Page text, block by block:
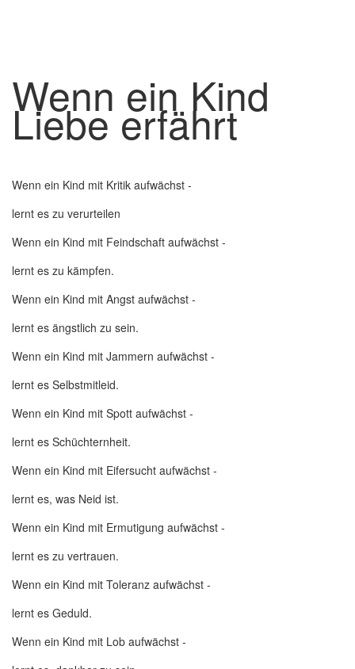
Wenn ein Kind
Liebe erfährt
Wenn ein Kind mit Kritik aufwächst -
lernt es zu verurteilen
Wenn ein Kind mit Feindschaft aufwächst -
lernt es zu kämpfen.
Wenn ein Kind mit Angst aufwächst -
lernt es ängstlich zu sein.
Wenn ein Kind mit Jammern aufwächst -
lernt es Selbstmitleid.
Wenn ein Kind mit Spott aufwächst -
lernt es Schüchternheit.
Wenn ein Kind mit Eifersucht aufwächst -
lernt es, was Neid ist.
Wenn ein Kind mit Ermutigung aufwächst -
lernt es zu vertrauen.
Wenn ein Kind mit Toleranz aufwächst -
lernt es Geduld.
Wenn ein Kind mit Lob aufwächst -